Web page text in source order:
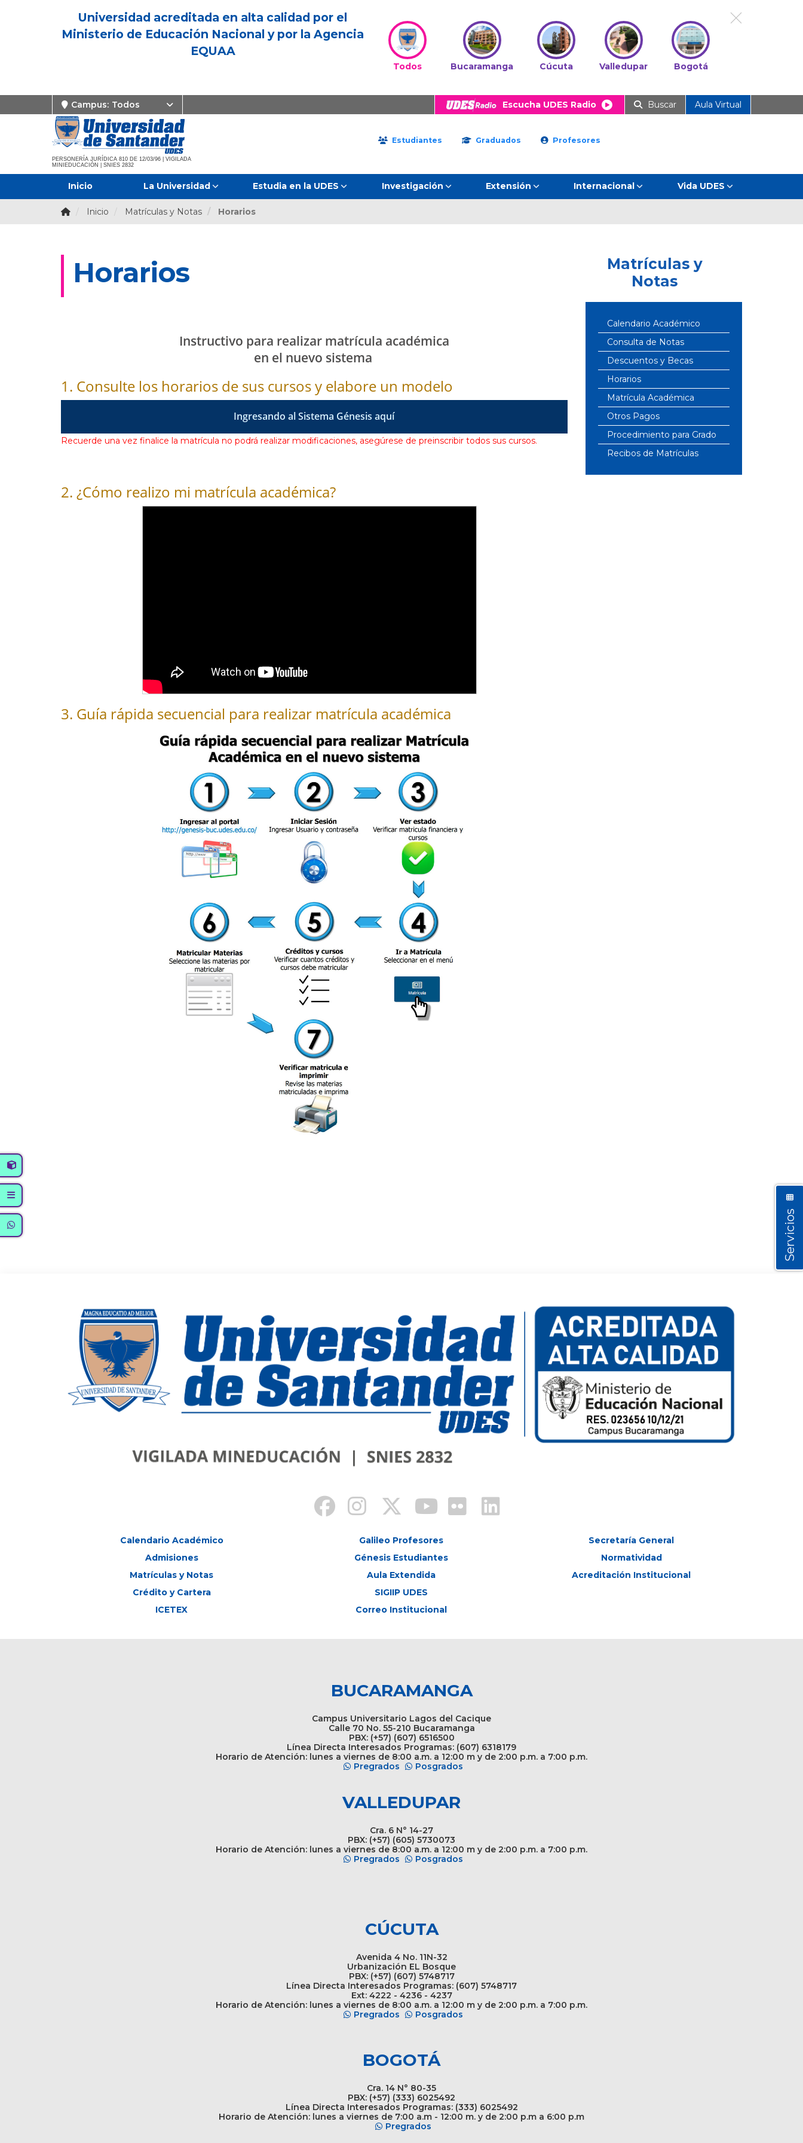
Universidad acreditada en alta calidad por el
Ministerio de Educación Nacional y por la Agencia
EQUAA
Todos Bucaramanga Cúcuta Valledupar Bogotá
Campus: Todos Escucha UDES Radio Buscar Aula Virtual
PERSONERÍA JURÍDICA 810 DE 12/03/96 | VIGILADA
MINIEDUCACIÓN | SNIES 2832
Estudiantes Graduados Profesores
Inicio La Universidad Estudia en la UDES Investigación Extensión Internacional Vida UDES
Inicio Matrículas y Notas Horarios
Horarios
Instructivo para realizar matrícula académica
en el nuevo sistema
1. Consulte los horarios de sus cursos y elabore un modelo
Ingresando al Sistema Génesis aquí
Recuerde una vez finalice la matrícula no podrá realizar modificaciones, asegúrese de preinscribir todos sus cursos.
2. ¿Cómo realizo mi matrícula académica?
3. Guía rápida secuencial para realizar matrícula académica
Matrículas y
Notas
Calendario Académico
Consulta de Notas
Descuentos y Becas
Horarios
Matrícula Académica
Otros Pagos
Procedimiento para Grado
Recibos de Matrículas
Calendario Académico
Admisiones
Matrículas y Notas
Crédito y Cartera
ICETEX
Galileo Profesores
Génesis Estudiantes
Aula Extendida
SIGIIP UDES
Correo Institucional
Secretaría General
Normatividad
Acreditación Institucional
BUCARAMANGA
Campus Universitario Lagos del Cacique
Calle 70 No. 55-210 Bucaramanga
PBX: (+57) (607) 6516500
Línea Directa Interesados Programas: (607) 6318179
Horario de Atención: lunes a viernes de 8:00 a.m. a 12:00 m y de 2:00 p.m. a 7:00 p.m.
Pregrados
Posgrados
VALLEDUPAR
Cra. 6 N° 14-27
PBX: (+57) (605) 5730073
Horario de Atención: lunes a viernes de 8:00 a.m. a 12:00 m y de 2:00 p.m. a 7:00 p.m.
Pregrados
Posgrados
CÚCUTA
Avenida 4 No. 11N-32
Urbanización EL Bosque
PBX: (+57) (607) 5748717
Línea Directa Interesados Programas: (607) 5748717
Ext: 4222 - 4236 - 4237
Horario de Atención: lunes a viernes de 8:00 a.m. a 12:00 m y de 2:00 p.m. a 7:00 p.m.
Pregrados
Posgrados
BOGOTÁ
Cra. 14 N° 80-35
PBX: (+57) (333) 6025492
Línea Directa Interesados Programas: (333) 6025492
Horario de Atención: lunes a viernes de 7:00 a.m - 12:00 m. y de 2:00 p.m a 6:00 p.m
Pregrados
Servicios